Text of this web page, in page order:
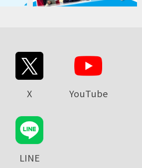
X YouTube
LINE